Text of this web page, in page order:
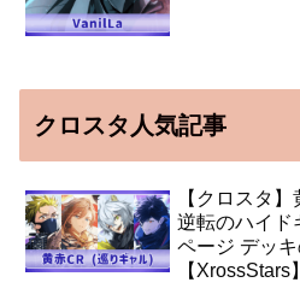
クロスタ人気記事
【クロスタ
逆転のハイド
ページ デッ
【XrossStars】